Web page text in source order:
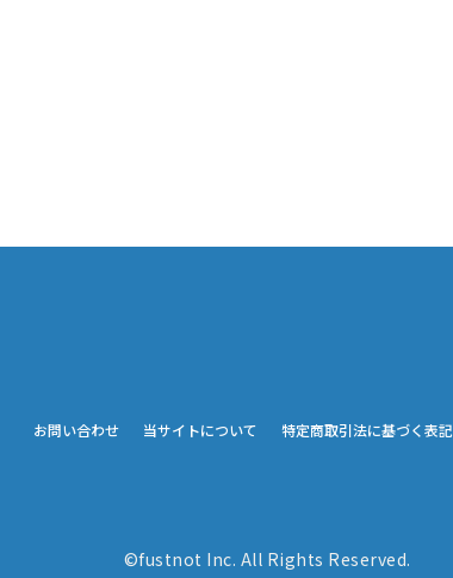
お問い合わせ 当サイトについて 特定商取引法に基づく表記
©fustnot Inc. All Rights Reserved.